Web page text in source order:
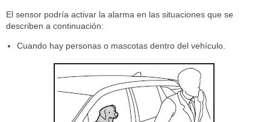
El sensor podría activar la alarma en las situaciones que se
describen a continuación:
Cuando hay personas o mascotas dentro del vehículo.